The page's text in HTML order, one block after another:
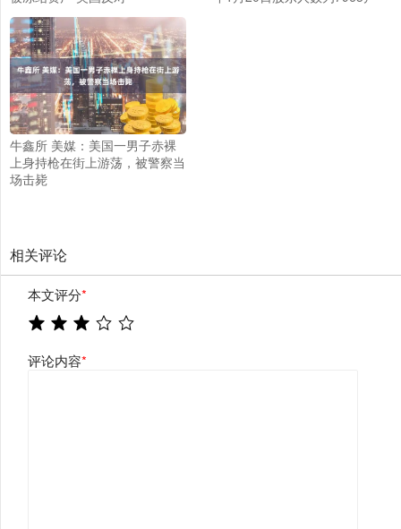
牛鑫所 美媒：美国一男子赤裸
上身持枪在街上游荡，被警察当
场击毙
相关评论
本文评分*
评论内容*